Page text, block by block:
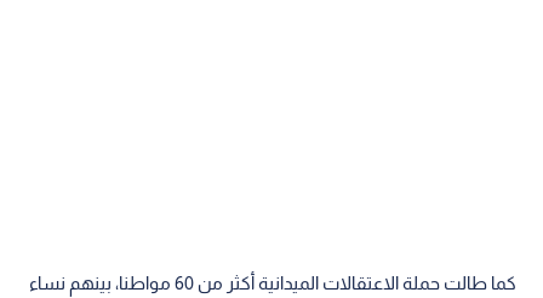
كما طالت حملة الاعتقالات الميدانية أكثر من 60 مواطنا، بينهم نساء